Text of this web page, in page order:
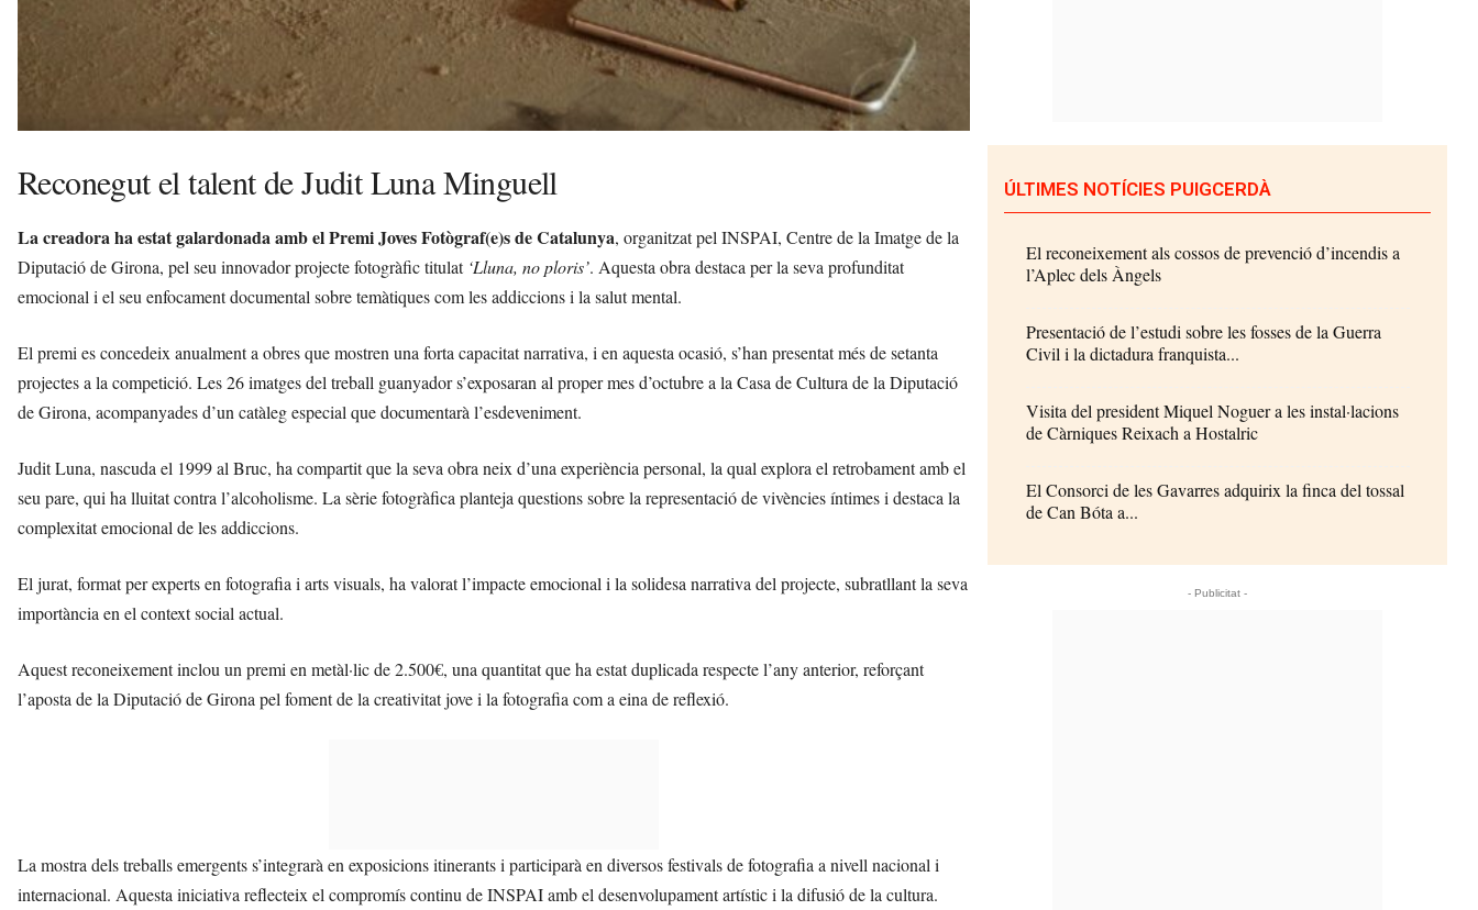
Reconegut el talent de Judit Luna Minguell
La creadora ha estat galardonada amb el Premi Joves Fotògraf(e)s de Catalunya, organitzat pel INSPAI, Centre de la Imatge de la
Diputació de Girona, pel seu innovador projecte fotogràfic titulat ‘Lluna, no ploris’. Aquesta obra destaca per la seva profunditat
emocional i el seu enfocament documental sobre temàtiques com les addiccions i la salut mental.
El premi es concedeix anualment a obres que mostren una forta capacitat narrativa, i en aquesta ocasió, s’han presentat més de setanta
projectes a la competició. Les 26 imatges del treball guanyador s’exposaran al proper mes d’octubre a la Casa de Cultura de la Diputació
de Girona, acompanyades d’un catàleg especial que documentarà l’esdeveniment.
Judit Luna, nascuda el 1999 al Bruc, ha compartit que la seva obra neix d’una experiència personal, la qual explora el retrobament amb el
seu pare, qui ha lluitat contra l’alcoholisme. La sèrie fotogràfica planteja questions sobre la representació de vivències íntimes i destaca la
complexitat emocional de les addiccions.
El jurat, format per experts en fotografia i arts visuals, ha valorat l’impacte emocional i la solidesa narrativa del projecte, subratllant la seva
importància en el context social actual.
Aquest reconeixement inclou un premi en metàl·lic de 2.500€, una quantitat que ha estat duplicada respecte l’any anterior, reforçant
l’aposta de la Diputació de Girona pel foment de la creativitat jove i la fotografia com a eina de reflexió.
La mostra dels treballs emergents s’integrarà en exposicions itinerants i participarà en diversos festivals de fotografia a nivell nacional i
internacional. Aquesta iniciativa reflecteix el compromís continu de INSPAI amb el desenvolupament artístic i la difusió de la cultura.
ÚLTIMES NOTÍCIES PUIGCERDÀ
El reconeixement als cossos de prevenció d’incendis a
l’Aplec dels Àngels
Presentació de l’estudi sobre les fosses de la Guerra
Civil i la dictadura franquista...
Visita del president Miquel Noguer a les instal·lacions
de Càrniques Reixach a Hostalric
El Consorci de les Gavarres adquirix la finca del tossal
de Can Bóta a...
- Publicitat -